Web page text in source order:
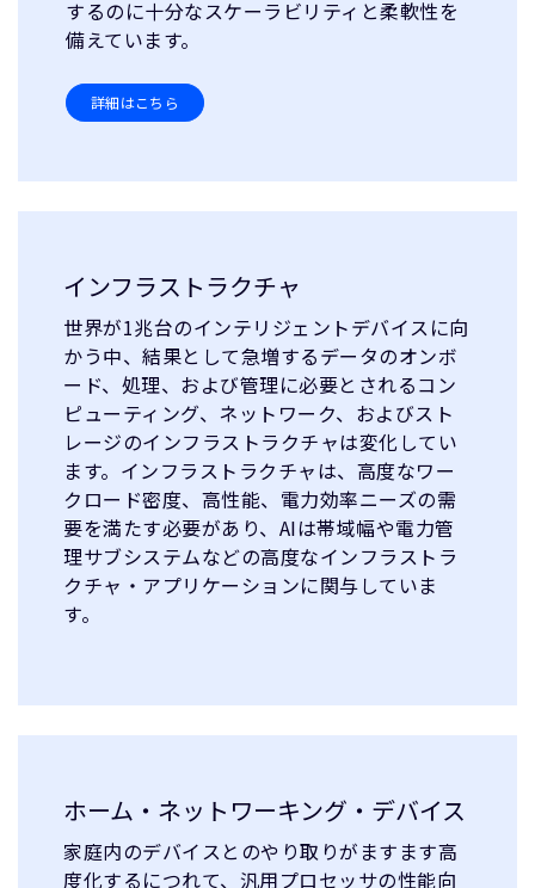
するのに十分なスケーラビリティと柔軟性を
備えています。
詳細はこちら
インフラストラクチャ
世界が1兆台のインテリジェントデバイスに向
かう中、結果として急増するデータのオンボ
ード、処理、および管理に必要とされるコン
ピューティング、ネットワーク、およびスト
レージのインフラストラクチャは変化してい
ます。インフラストラクチャは、高度なワー
クロード密度、高性能、電力効率ニーズの需
要を満たす必要があり、AIは帯域幅や電力管
理サブシステムなどの高度なインフラストラ
クチャ・アプリケーションに関与していま
す。
ホーム・ネットワーキング・デバイス
家庭内のデバイスとのやり取りがますます高
度化するにつれて、汎用プロセッサの性能向